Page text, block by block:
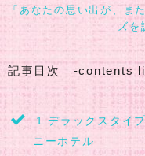
「あなたの思い出が、ま
ズを
記事目次 -contents
1
デラックスタイ
ニーホテル